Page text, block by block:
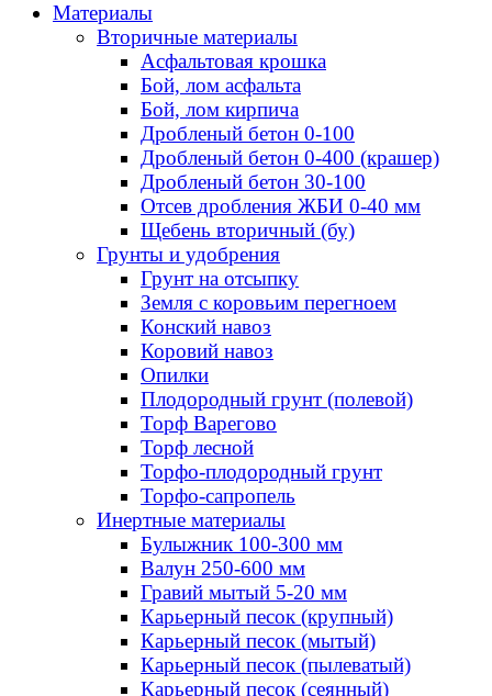
Материалы
Вторичные материалы
Асфальтовая крошка
Бой, лом асфальта
Бой, лом кирпича
Дробленый бетон 0-100
Дробленый бетон 0-400 (крашер)
Дробленый бетон 30-100
Отсев дробления ЖБИ 0-40 мм
Щебень вторичный (бу)
Грунты и удобрения
Грунт на отсыпку
Земля с коровьим перегноем
Конский навоз
Коровий навоз
Опилки
Плодородный грунт (полевой)
Торф Варегово
Торф лесной
Торфо-плодородный грунт
Торфо-сапропель
Инертные материалы
Булыжник 100-300 мм
Валун 250-600 мм
Гравий мытый 5-20 мм
Карьерный песок (крупный)
Карьерный песок (мытый)
Карьерный песок (пылеватый)
Карьерный песок (сеянный)